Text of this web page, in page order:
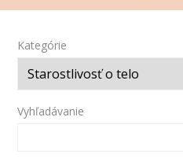
Kategórie
Vyhľadávanie